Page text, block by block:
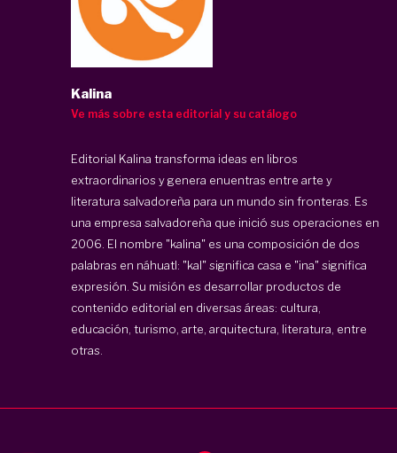
Kalina
Ve más sobre esta editorial y su catálogo
Editorial Kalina transforma ideas en libros
extraordinarios y genera enuentras entre arte y
literatura salvadoreña para un mundo sin fronteras. Es
una empresa salvadoreña que inició sus operaciones en
2006. El nombre "kalina" es una composición de dos
palabras en náhuatl: "kal" significa casa e "ina" significa
expresión. Su misión es desarrollar productos de
contenido editorial en diversas áreas: cultura,
educación, turismo, arte, arquitectura, literatura, entre
otras.